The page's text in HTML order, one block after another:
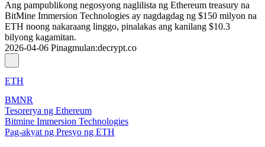
Ang pampublikong negosyong naglilista ng Ethereum treasury na
BitMine Immersion Technologies ay nagdagdag ng $150 milyon na
ETH noong nakaraang linggo, pinalakas ang kanilang $10.3
bilyong kagamitan.
2026-04-06 Pinagmulan:decrypt.co
ETH
BMNR
Tesorerya ng Ethereum
Bitmine Immersion Technologies
Pag-akyat ng Presyo ng ETH